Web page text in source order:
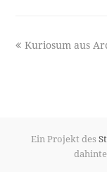
previous
Kuriosum aus
Ein Projekt des